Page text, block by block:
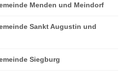
Menden und Meindorf
Sankt Augustin und
Siegburg